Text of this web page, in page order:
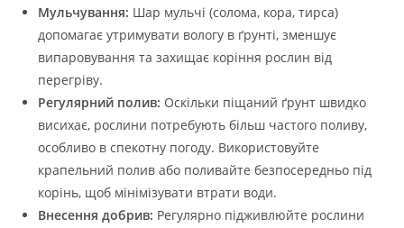
Мульчування: Шар мульчі (солома, кора, тирса)
допомагає утримувати вологу в ґрунті, зменшує
випаровування та захищає коріння рослин від
перегріву.
Регулярний полив: Оскільки піщаний ґрунт швидко
висихає, рослини потребують більш частого поливу,
особливо в спекотну погоду. Використовуйте
крапельний полив або поливайте безпосередньо під
корінь, щоб мінімізувати втрати води.
Внесення добрив: Регулярно підживлюйте рослини